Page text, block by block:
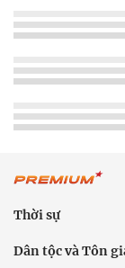
Thời sự
Dân tộc và Tôn